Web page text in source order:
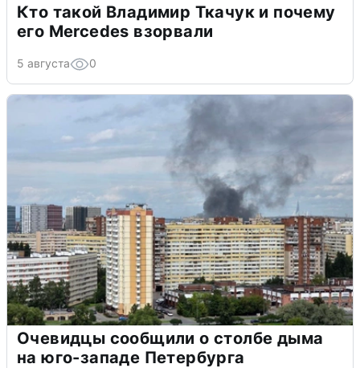
Кто такой Владимир Ткачук и почему
его Mercedes взорвали
5 августа 0
Очевидцы сообщили о столбе дыма
на юго-западе Петербурга